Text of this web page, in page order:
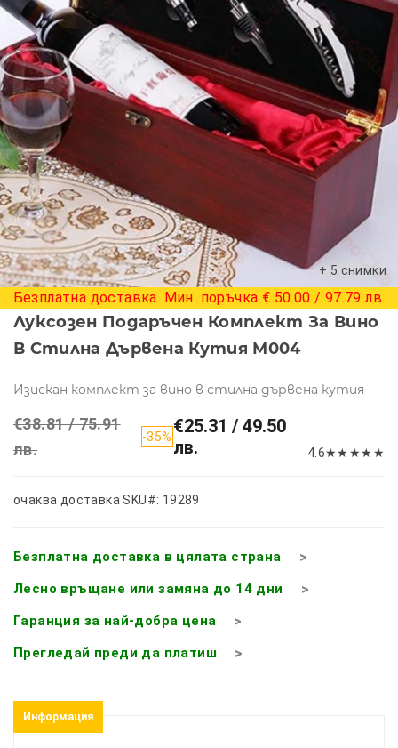
+ 5 снимки
Безплатна доставка. Мин. поръчка € 50.00 / 97.79 лв.
Луксозен Подаръчен Комплект За Вино
В Стилна Дървена Кутия M004
Изискан комплект за вино в стилна дървена кутия
€38.81 / 75.91
лв.
-35%€25.31 / 49.50
лв.
4.6★★ ★★ ★
очаква доставка SKU#: 19289
Безплатна доставка в цялата страна
Лесно връщане или замяна до 14 дни
Гаранция за най-добра цена
Прегледай преди да платиш
Информация